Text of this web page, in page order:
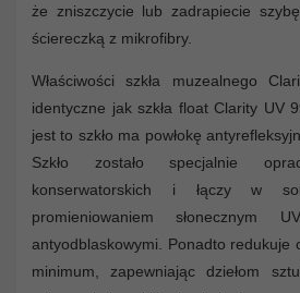
że zniszczycie lub zadrapiecie
ściereczką z mikrofibry.
Właściwości szkła muzealnego
identyczne jak szkła float Clarity UV
jest to szkło ma powłokę
Szkło zostało specjalnie
konserwatorskich i łączy w
promieniowaniem słonecznym
antyodblaskowymi. Ponadto redukuje
minimum, zapewniając dziełom